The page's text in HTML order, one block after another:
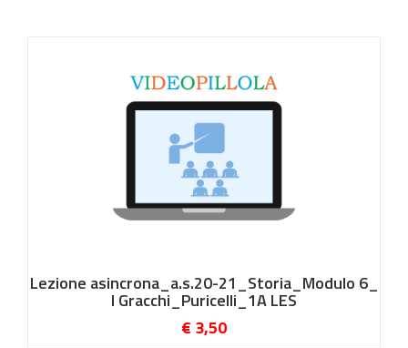
Lezione asincrona_a.s.20-21_Storia_Modulo 6_
I Gracchi_Puricelli_1A LES
€ 3,50